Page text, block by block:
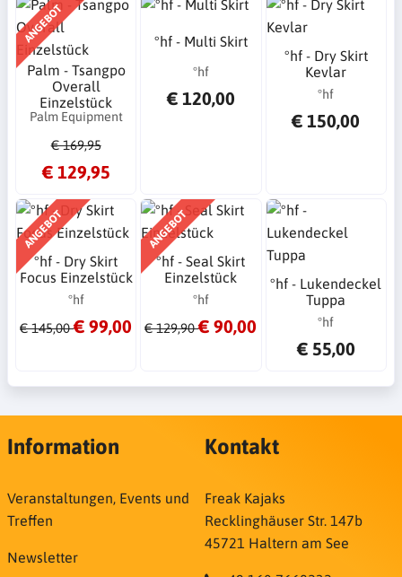
ANGEBOT
Palm - Tsangpo
Overall
Einzelstück
Palm Equipment
€ 169,95
€ 129,95
°hf - Multi Skirt
°hf
€ 120,00
°hf - Dry Skirt
Kevlar
°hf
€ 150,00
ANGEBOT
°hf - Dry Skirt
Focus Einzelstück
°hf
€ 145,00€ 99,00
ANGEBOT
°hf - Seal Skirt
Einzelstück
°hf
€ 129,90€ 90,00
°hf - Lukendeckel
Tuppa
°hf
€ 55,00
Information
Veranstaltungen, Events und
Treffen
Newsletter
Kontakt
Freak Kajaks
Recklinghäuser Str. 147b
45721 Haltern am See